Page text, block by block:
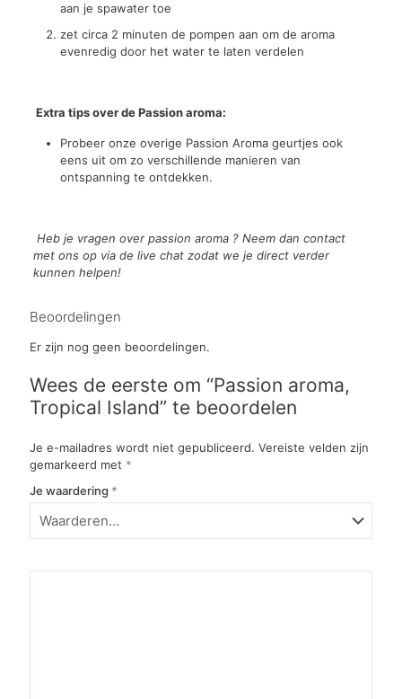
aan je spawater toe
zet circa 2 minuten de pompen aan om de aroma
evenredig door het water te laten verdelen
Extra tips over de Passion aroma:
Probeer onze overige Passion Aroma geurtjes ook
eens uit om zo verschillende manieren van
ontspanning te ontdekken.
Heb je vragen over passion aroma ? Neem dan contact
met ons op via de live chat zodat we je direct verder
kunnen helpen!
Beoordelingen
Er zijn nog geen beoordelingen.
Wees de eerste om “Passion aroma,
Tropical Island” te beoordelen
Je e-mailadres wordt niet gepubliceerd. Vereiste velden zijn
gemarkeerd met *
Je waardering *